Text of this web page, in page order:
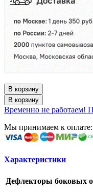
В корзину
В корзину
Временно не работаем!
Мы принимаем к оплате:
Характеристики
Дефлекторы боковых